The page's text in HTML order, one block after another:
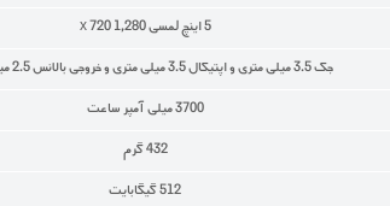
5 اینچ لمسی x 720 1,280
جک 3.5 میلی متری و اپتیکال 3.5 میلی متری و خروجی بالانس 2.5 میلی متری
3700 میلی آمپر ساعت
432 گرم
512 گیگابایت